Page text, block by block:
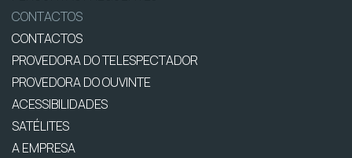
CONTACTOS
CONTACTOS
PROVEDORA DO TELESPECTADOR
PROVEDORA DO OUVINTE
ACESSIBILIDADES
SATÉLITES
A EMPRESA